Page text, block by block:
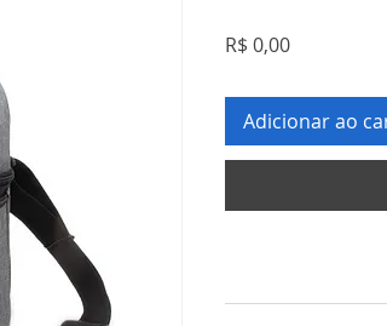
R$ 0,00Preço
Adicionar ao